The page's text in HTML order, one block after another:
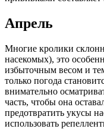
Апрель
Многие кролики
насекомых), это
избыточным весом и
только погода
внимательно
часть, чтобы она
предотвратить укусы
использовать